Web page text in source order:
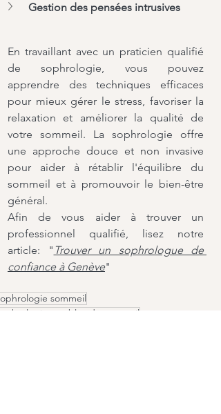
Gestion des pensées intrusives
En travaillant avec un praticien qualifié
de sophrologie, vous pouvez
apprendre des techniques efficaces
pour mieux gérer le stress, favoriser la
relaxation et améliorer la qualité de
votre sommeil. La sophrologie offre
une approche douce et non invasive
pour aider à rétablir l'équilibre du
sommeil et à promouvoir le bien-être
général.
Afin de vous aider à trouver un
professionnel qualifié, lisez notre
article: " Trouver un sophrologue de
confiance à Genève"
sommeil
troubles de sommeil